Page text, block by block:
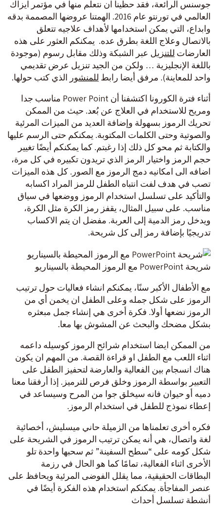
جوسنس الرائعة، فقد حظينا ان نتعلم منها في مؤتمر ايزاك
العالمي في تورنتو عام 2016. الهمتنا عروضها المصممة بدقه
وابداع، التي يمكن استخدامها لأهداف علاجيه تتعلق
بالاتصال وعلاج اللغة بطرق عده. يمكنكم العثور على هذه
العارضات للتنزيل عبر الشبكة وذلك مقابل رسوم (موجودة
باللغة الإنجليزية … ولكن من الجيد تنزيل عرض تقديمي
واحد للمعاينة). مرفق أيضا رابط للمنشور الذي كتب حولها.
أثناء فترة الكورونا اكتشفنا أن Power Point مناسب جدا
ومريح للاستخدام في العلاج عن بُعد. حيث من الممكن
تحريك الرموز بسهولة وإضافة العديد من الميزات المرئية
والصوتية وحتى الكلمات المكتوبة. يمكنكم حتى الرسم عليها
والكتابة ثم محو كل ذلك إذا رغبتم. كما يمكنكم أيضًا تغيير
حجم الرمز واختيار الرمز الذي تريدون تكبيره في كل مرة،
اضافه الى امكانيه دمج الرموز مع الصور. كل هذه الميزات
تصب في هدف لفت انتباه الطفل للرمز المراد اكسابه
والتأكيد على تسلسل استخدام الرموز ووضعها في سياق
مناسب. على سبيل المثال، يقفز رمز الكرة مثل الكرة،
ويدخل رمز الدمية إلى العربة. مفضل ان يتم الاكساب
تدريجيًا بإضافة رمز إلى كل شريحة.
شريحة PowerPoint مع الرموز المحيطة بالسيناريو
مع الأطفال الأكبر سنًا، يمكنكم انشاء فعاليات حول ترتيب
الرموز على شكل جمله وعلى الطفل ان يخمن أي من
الرموز نضعها أولا. فكرة أخرى هي إنشاء جمل مبعثره
بشكل مضحك والبحث عن المشوش بها معا.
من الممكن ايضا استخدام شرائح الرموز كوسيله داعمه
اثناء اللعب مع الطفل او قراءة القصة. من المهم ان يكون
هناك انسجام بين الفعالية والعارضة لتحفيز الطفل على
التعبير بواسطة الرموز وخلق فرص للترميز. إذا أرفقنا معنا
دميه أو حيوان فانه سيخلق جوا من المرح وسيساعد في
إعطاء نموذج للطفل في استخدام الرموز.
فكره أخرى تعلمناها من الزميلة حاني ميسليش، أخصائية
لغة واتصال، هي أنه يمكن ترتيب الرموز في الشريحة على
شكل كومه على “سطح السفينة” ثم سحبها واحدة تلو
الأخرى اثناء الفعالية، تمامًا كما هو الحال في رزمة
البطاقات الحقيقية، مما يقلل الفوضى المرئية ويحافظ على
عنصر المفاجأة. يمكنكم استخدام هذه الفكرة أيضًا في
أنشطة تسلسل أحداث